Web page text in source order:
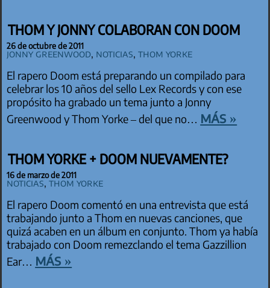
THOM Y JONNY COLABORAN CON DOOM
26 de octubre de 2011
Jonny Greenwood, Noticias,Thom Yorke
El rapero Doom está preparando un compilado para
celebrar los 10 años del sello Lex Records y con ese
propósito ha grabado un tema junto a Jonny
Greenwood y Thom Yorke – del que no… más »
THOM YORKE + DOOM NUEVAMENTE?
16 de marzo de 2011
Noticias,Thom Yorke
El rapero Doom comentó en una entrevista que está
trabajando junto a Thom en nuevas canciones, que
quizá acaben en un álbum en conjunto. Thom ya había
trabajado con Doom remezclando el tema Gazzillion
Ear… más »